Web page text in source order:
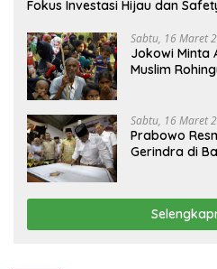
Fokus Investasi Hijau dan
Sabtu, 16 Maret
Jokowi Minta
Muslim
Sabtu, 16 Maret
Prabowo
Gerindra di